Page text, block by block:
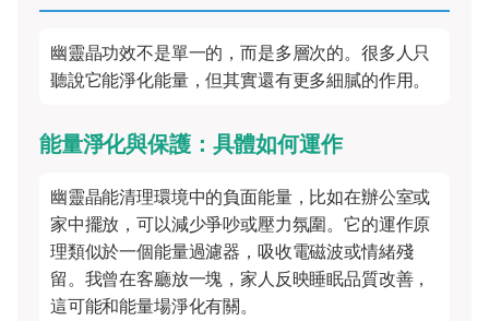
幽靈晶功效不是單一的，而是多層次的。很多人只
聽說它能淨化能量，但其實還有更多細膩的作用。
能量淨化與保護：具體如何運作
幽靈晶能清理環境中的負面能量，比如在辦公室或
家中擺放，可以減少爭吵或壓力氛圍。它的運作原
理類似於一個能量過濾器，吸收電磁波或情緒殘
留。我曾在客廳放一塊，家人反映睡眠品質改善，
這可能和能量場淨化有關。